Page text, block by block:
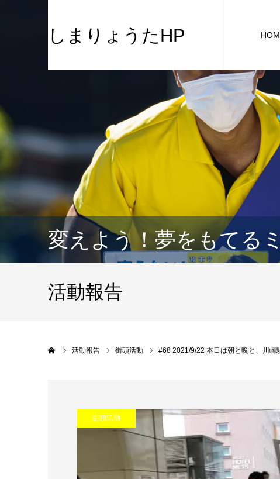
しまりょうたHP
変えよう！夢をもてる
活動報告
活動報告 街頭活動 #68 2021/9/22 本日は朝と晩と、川崎
街頭活動